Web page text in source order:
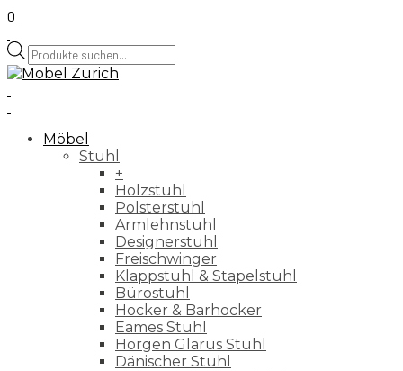
0
Products
search
Möbel
Stuhl
+
Holzstuhl
Polsterstuhl
Armlehnstuhl
Designerstuhl
Freischwinger
Klappstuhl & Stapelstuhl
Bürostuhl
Hocker & Barhocker
Eames Stuhl
Horgen Glarus Stuhl
Dänischer Stuhl